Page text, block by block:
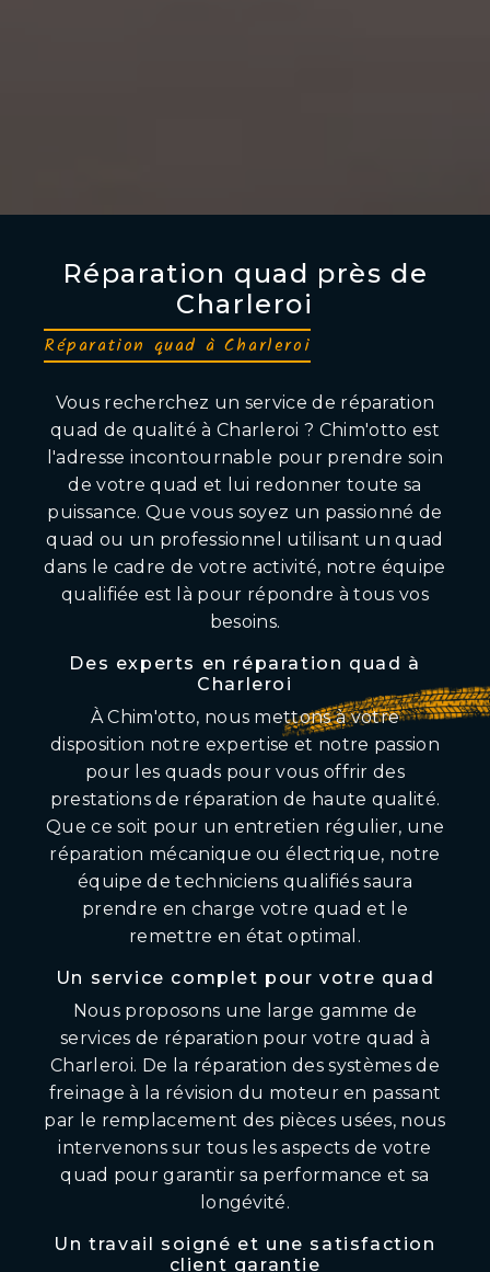
Réparation quad près de
Charleroi
Réparation quad à Charleroi
Vous recherchez un service de réparation
quad de qualité à Charleroi ? Chim'otto est
l'adresse incontournable pour prendre soin
de votre quad et lui redonner toute sa
puissance. Que vous soyez un passionné de
quad ou un professionnel utilisant un quad
dans le cadre de votre activité, notre équipe
qualifiée est là pour répondre à tous vos
besoins.
Des experts en réparation quad à
Charleroi
À Chim'otto, nous mettons à votre
disposition notre expertise et notre passion
pour les quads pour vous offrir des
prestations de réparation de haute qualité.
Que ce soit pour un entretien régulier, une
réparation mécanique ou électrique, notre
équipe de techniciens qualifiés saura
prendre en charge votre quad et le
remettre en état optimal.
Un service complet pour votre quad
Nous proposons une large gamme de
services de réparation pour votre quad à
Charleroi. De la réparation des systèmes de
freinage à la révision du moteur en passant
par le remplacement des pièces usées, nous
intervenons sur tous les aspects de votre
quad pour garantir sa performance et sa
longévité.
Un travail soigné et une satisfaction
client garantie